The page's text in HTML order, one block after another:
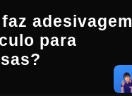
adesivagem
para